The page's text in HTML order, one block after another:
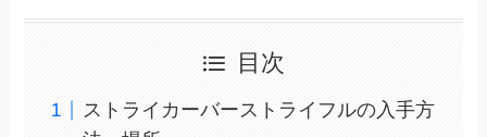
目次
ストライカーバーストライフルの入手方